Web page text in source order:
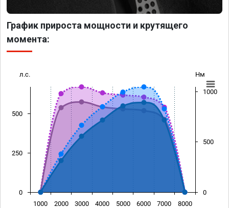
График прироста мощности и крутящего
момента:
л.с. Нм
1000 2000 3000 4000 5000 6000 7000 8000
0
250
500
0
500
1000